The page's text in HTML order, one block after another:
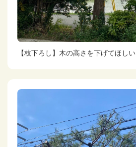
【枝下ろし】木の高さを下げてほしい